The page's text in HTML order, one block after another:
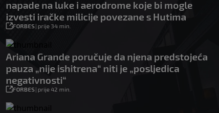
napade na luke i aerodrome koje bi mogle
izvesti iračke milicije povezane s Hutima
FORBES| prije 34 min.
Ariana Grande poručuje da njena predstojeća
pauza „nije ishitrena“ niti je „posljedica
negativnosti“
FORBES| prije 42 min.